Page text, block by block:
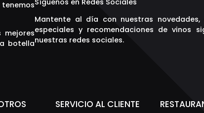
mejores
botella
Mantente al día con nuestras novedades,
especiales y recomendaciones de vinos
nuestras redes sociales.
SERVICIO AL CLIENTE